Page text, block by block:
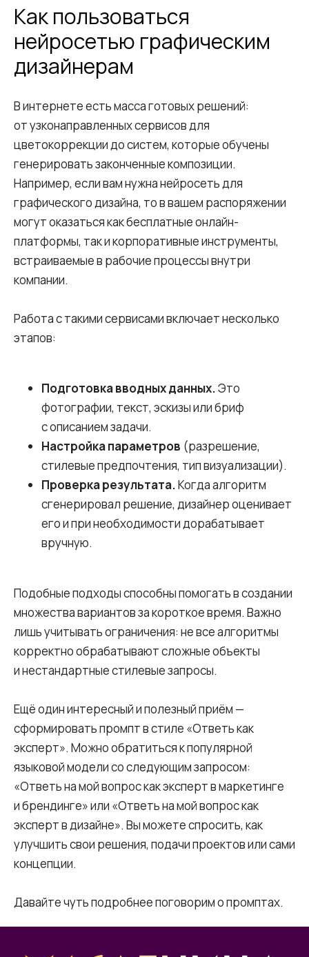
Как пользоваться
нейросетью графическим
дизайнерам
В интернете есть масса готовых решений:
от узконаправленных сервисов для
цветокоррекции до систем, которые обучены
генерировать законченные композиции.
Например, если вам нужна нейросеть для
графического дизайна, то в вашем распоряжении
могут оказаться как бесплатные онлайн-
платформы, так и корпоративные инструменты,
встраиваемые в рабочие процессы внутри
компании.
Работа с такими сервисами включает несколько
этапов:
Подготовка вводных данных.Это
фотографии, текст, эскизы или бриф
с описанием задачи.
Настройка параметров (разрешение,
стилевые предпочтения, тип визуализации).
Проверка результата.Когда алгоритм
сгенерировал решение, дизайнер оценивает
его и при необходимости дорабатывает
вручную.
Подобные подходы способны помогать в создании
множества вариантов за короткое время. Важно
лишь учитывать ограничения: не все алгоритмы
корректно обрабатывают сложные объекты
и нестандартные стилевые запросы.
Ещё один интересный и полезный приём —
сформировать промпт в стиле «Ответь как
эксперт». Можно обратиться к популярной
языковой модели со следующим запросом:
«Ответь на мой вопрос как эксперт в маркетинге
и брендинге» или «Ответь на мой вопрос как
эксперт в дизайне». Вы можете спросить, как
улучшить свои решения, подачи проектов или сами
концепции.
Давайте чуть подробнее поговорим о промптах.